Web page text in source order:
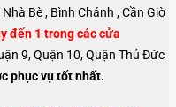
Bè , Bình Chánh , Cần Giờ
đến 1 trong các cửa
9, Quận 10, Quận Thủ Đức
phục vụ tốt nhất.